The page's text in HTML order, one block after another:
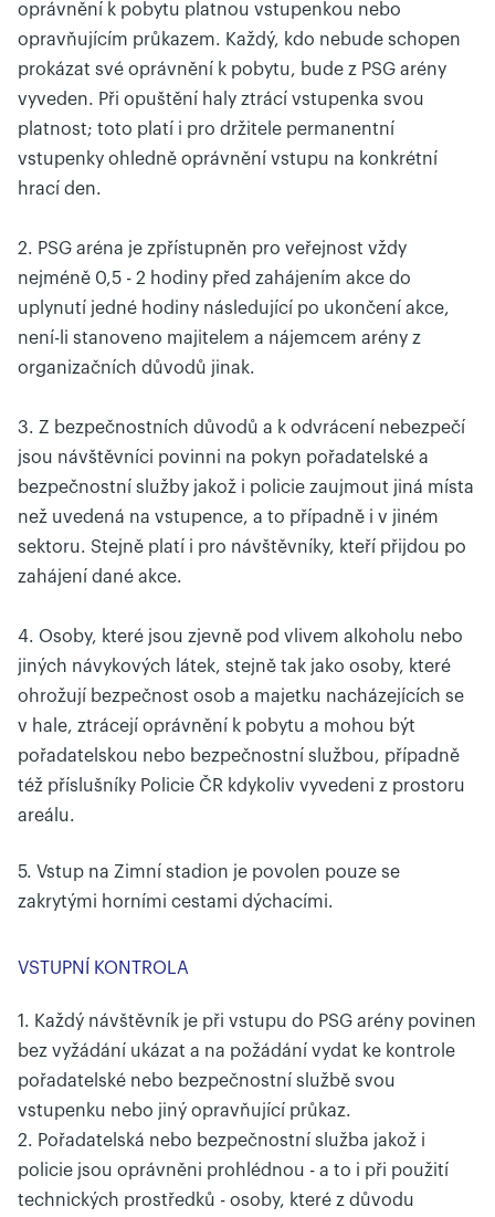
oprávnění k pobytu platnou vstupenkou nebo
opravňujícím průkazem. Každý, kdo nebude schopen
prokázat své oprávnění k pobytu, bude z PSG arény
vyveden. Při opuštění haly ztrácí vstupenka svou
platnost; toto platí i pro držitele permanentní
vstupenky ohledně oprávnění vstupu na konkrétní
hrací den.
2. PSG aréna je zpřístupněn pro veřejnost vždy
nejméně 0,5 - 2 hodiny před zahájením akce do
uplynutí jedné hodiny následující po ukončení akce,
není-li stanoveno majitelem a nájemcem arény z
organizačních důvodů jinak.
3. Z bezpečnostních důvodů a k odvrácení nebezpečí
jsou návštěvníci povinni na pokyn pořadatelské a
bezpečnostní služby jakož i policie zaujmout jiná místa
než uvedená na vstupence, a to případně i v jiném
sektoru. Stejně platí i pro návštěvníky, kteří přijdou po
zahájení dané akce.
4. Osoby, které jsou zjevně pod vlivem alkoholu nebo
jiných návykových látek, stejně tak jako osoby, které
ohrožují bezpečnost osob a majetku nacházejících se
v hale, ztrácejí oprávnění k pobytu a mohou být
pořadatelskou nebo bezpečnostní službou, případně
též příslušníky Policie ČR kdykoliv vyvedeni z prostoru
areálu.
5. Vstup na Zimní stadion je povolen pouze se
zakrytými horními cestami dýchacími.
VSTUPNÍ KONTROLA
1. Každý návštěvník je při vstupu do PSG arény povinen
bez vyžádání ukázat a na požádání vydat ke kontrole
pořadatelské nebo bezpečnostní službě svou
vstupenku nebo jiný opravňující průkaz.
2. Pořadatelská nebo bezpečnostní služba jakož i
policie jsou oprávněni prohlédnou - a to i při použití
technických prostředků - osoby, které z důvodu